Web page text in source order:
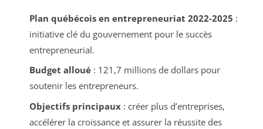
Plan québécois en entrepreneuriat 2022-2025 :
initiative clé du gouvernement pour le succès
entrepreneurial.
Budget alloué: 121,7 millions de dollars pour
soutenir les entrepreneurs.
Objectifs principaux: créer plus d’entreprises,
accélérer la croissance et assurer la réussite des